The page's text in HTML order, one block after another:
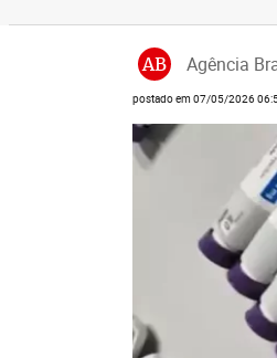
AB Agência
postado em 07/05/2026